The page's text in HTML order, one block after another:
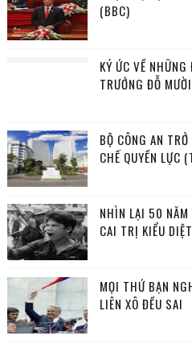
(BBC)
KÝ ỨC VỀ
TRƯỚNG ĐỖ
BỘ CÔNG AN
CHẾ QUYỀN LỰC
NHÌN LẠI 50 NĂM
CAI TRỊ KIỂU
MỌI THỨ BẠN
LIÊN XÔ ĐỀU SAI